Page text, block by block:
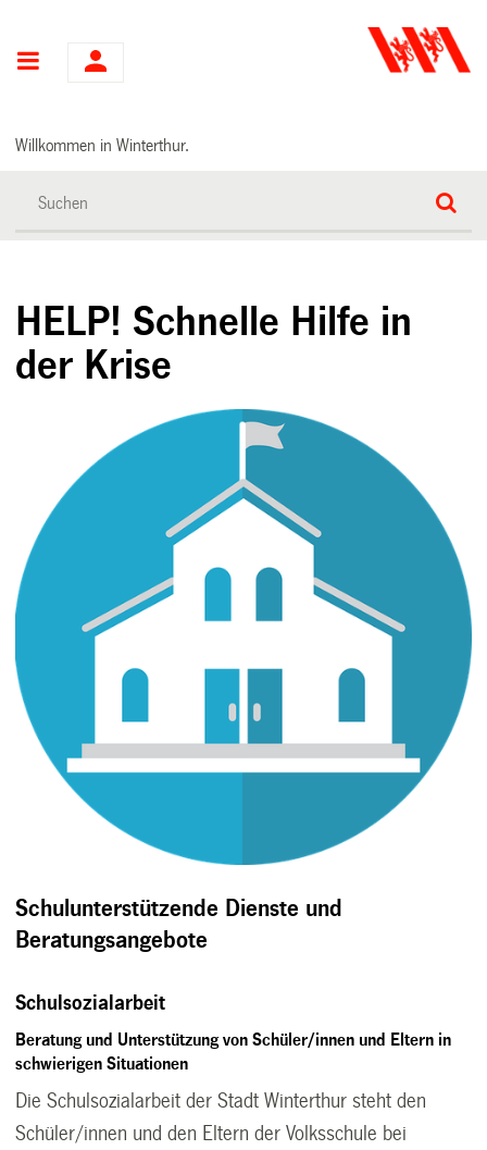
Hauptnavigation
Willkommen in Winterthur.
HELP! Schnelle Hilfe in
der Krise
Schulunterstützende Dienste und
Beratungsangebote
Schulsozialarbeit
Beratung und Unterstützung von Schüler/innen und Eltern in
schwierigen Situationen
Die Schulsozialarbeit der Stadt Winterthur steht den
Schüler/innen und den Eltern der Volksschule bei